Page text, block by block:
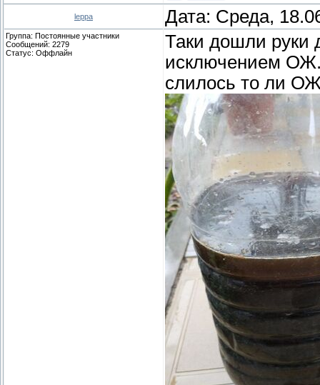
leppa Дата: Среда,
Группа: Постоянные участники
Сообщений: 2279
Статус: Оффлайн
Таки дошли руки
исключением ОЖ.
слилось то ли